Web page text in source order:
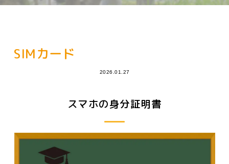
SIMカード
2026.01.27
スマホの身分証明書